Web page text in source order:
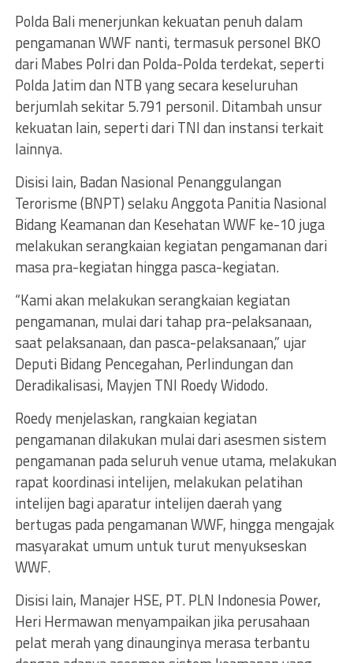
Polda Bali menerjunkan kekuatan penuh dalam
pengamanan WWF nanti, termasuk personel BKO
dari Mabes Polri dan Polda-Polda terdekat, seperti
Polda Jatim dan NTB yang secara keseluruhan
berjumlah sekitar 5.791 personil. Ditambah unsur
kekuatan lain, seperti dari TNI dan instansi terkait
lainnya.
Disisi lain, Badan Nasional Penanggulangan
Terorisme (BNPT) selaku Anggota Panitia Nasional
Bidang Keamanan dan Kesehatan WWF ke-10 juga
melakukan serangkaian kegiatan pengamanan dari
masa pra-kegiatan hingga pasca-kegiatan.
“Kami akan melakukan serangkaian kegiatan
pengamanan, mulai dari tahap pra-pelaksanaan,
saat pelaksanaan, dan pasca-pelaksanaan,” ujar
Deputi Bidang Pencegahan, Perlindungan dan
Deradikalisasi, Mayjen TNI Roedy Widodo.
Roedy menjelaskan, rangkaian kegiatan
pengamanan dilakukan mulai dari asesmen sistem
pengamanan pada seluruh venue utama, melakukan
rapat koordinasi intelijen, melakukan pelatihan
intelijen bagi aparatur intelijen daerah yang
bertugas pada pengamanan WWF, hingga mengajak
masyarakat umum untuk turut menyukseskan
WWF.
Disisi lain, Manajer HSE, PT. PLN Indonesia Power,
Heri Hermawan menyampaikan jika perusahaan
pelat merah yang dinaunginya merasa terbantu